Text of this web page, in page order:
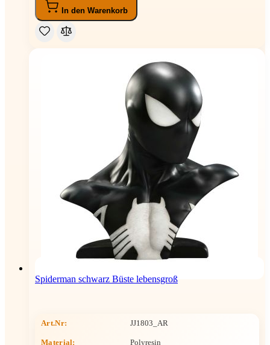
In den Warenkorb
Spiderman schwarz Büste lebensgroß
Art.Nr: JJ1803_AR
Material: Polyresin